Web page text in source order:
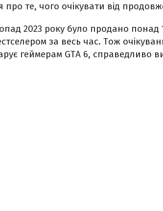
про те, чого очікувати від
2023 року було продано понад
за весь час. Тож
геймерам GTA 6, справедливо